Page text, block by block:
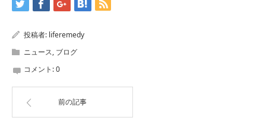
投稿者: liferemedy
ニュース, ブログ
コメント:0
前の記事